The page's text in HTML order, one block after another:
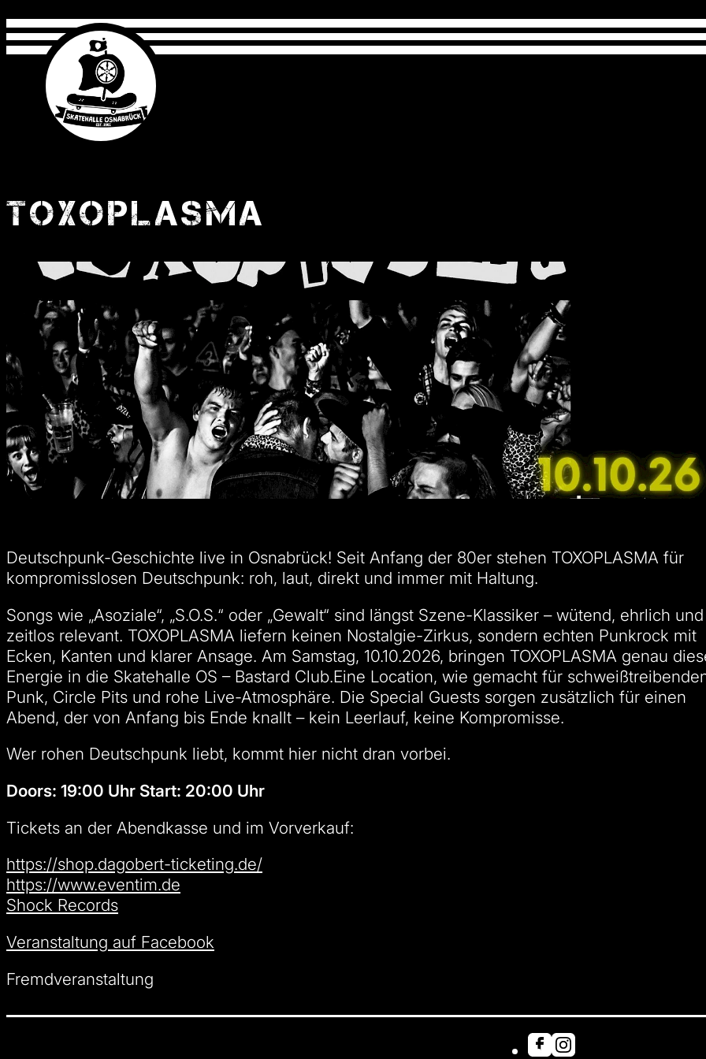
TOXOPLASMA
Deutschpunk-Geschichte live in Osnabrück! Seit Anfang der 80er stehen TOXOPLASMA für
kompromisslosen Deutschpunk: roh, laut, direkt und immer mit Haltung.
Songs wie „Asoziale“, „S.O.S.“ oder „Gewalt“ sind längst Szene-Klassiker – wütend, ehrlich und
zeitlos relevant. TOXOPLASMA liefern keinen Nostalgie-Zirkus, sondern echten Punkrock mit
Ecken, Kanten und klarer Ansage. Am Samstag, 10.10.2026, bringen TOXOPLASMA genau
Energie in die Skatehalle OS – Bastard Club.Eine Location, wie gemacht für
Punk, Circle Pits und rohe Live-Atmosphäre. Die Special Guests sorgen zusätzlich für einen
Abend, der von Anfang bis Ende knallt – kein Leerlauf, keine Kompromisse.
Wer rohen Deutschpunk liebt, kommt hier nicht dran vorbei.
Doors: 19:00 Uhr Start: 20:00 Uhr
Tickets an der Abendkasse und im Vorverkauf:
https://shop.dagobert-ticketing.de/
https://www.eventim.de
Shock Records
Veranstaltung auf Facebook
Fremdveranstaltung
Facebook
Instagram